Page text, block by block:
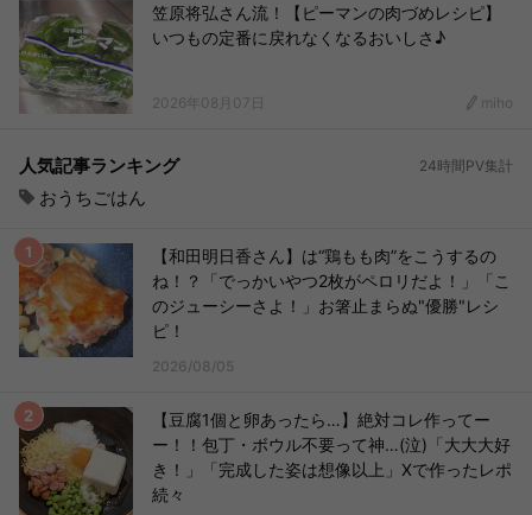
笠原将弘さん流！【ピーマンの肉づめレシピ】
いつもの定番に戻れなくなるおいしさ♪
2026年08月07日 miho
人気記事ランキング 24時間PV集計
おうちごはん
【和田明日香さん】は“鶏もも肉”をこうするの
ね！？「でっかいやつ2枚がペロリだよ！」「こ
のジューシーさよ！」お箸止まらぬ"優勝"レシ
ピ！
2026/08/05
【豆腐1個と卵あったら…】絶対コレ作ってー
ー！！包丁・ボウル不要って神…(泣)「大大大好
き！」「完成した姿は想像以上」Xで作ったレポ
続々